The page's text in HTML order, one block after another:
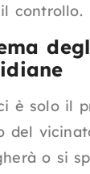
controllo.
è solo il
del
o si